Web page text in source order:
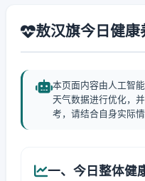
敖汉旗今日健
本页面内容由人工智
天气数据进行优化，
考，请结合自身实际情
一、今日整体健